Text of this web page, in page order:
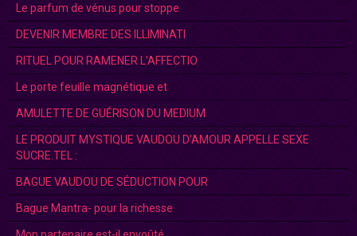
Le parfum de vénus pour stoppe
DEVENIR MEMBRE DES ILLIMINATI
RITUEL POUR RAMENER L’AFFECTIO
Le porte feuille magnétique et
AMULETTE DE GUÉRISON DU MEDIUM
LE PRODUIT MYSTIQUE VAUDOU D’AMOUR APPELLE SEXE
SUCRE.TEL :
BAGUE VAUDOU DE SÉDUCTION POUR
Bague Mantra- pour la richesse